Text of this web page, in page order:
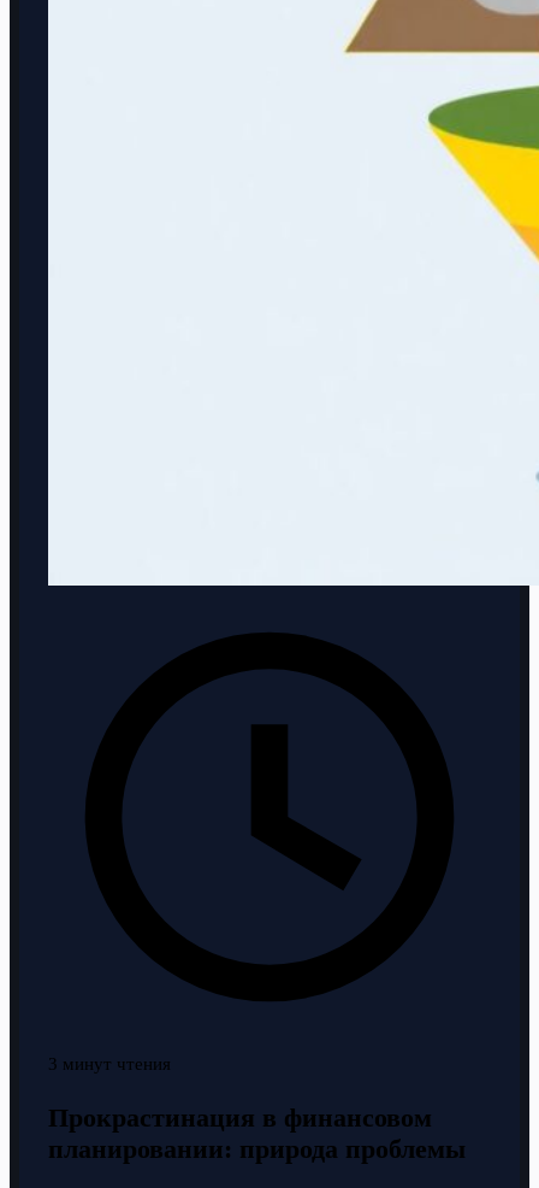
3 минут чтения
Прокрастинация в финансовом
планировании: природа проблемы